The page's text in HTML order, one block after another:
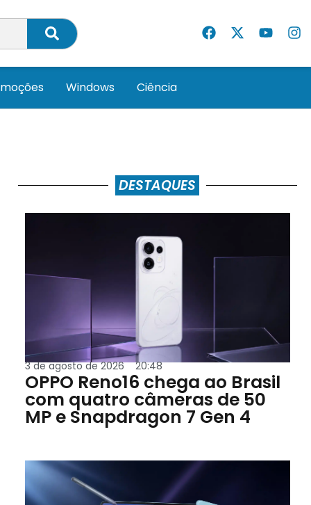
Windows Ciência
DESTAQUES
3 de agosto de 2026 20:48
OPPO Reno16 chega ao Brasil
com quatro câmeras de 50
MP e Snapdragon 7 Gen 4